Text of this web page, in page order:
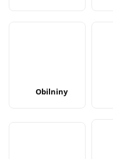
Obilniny